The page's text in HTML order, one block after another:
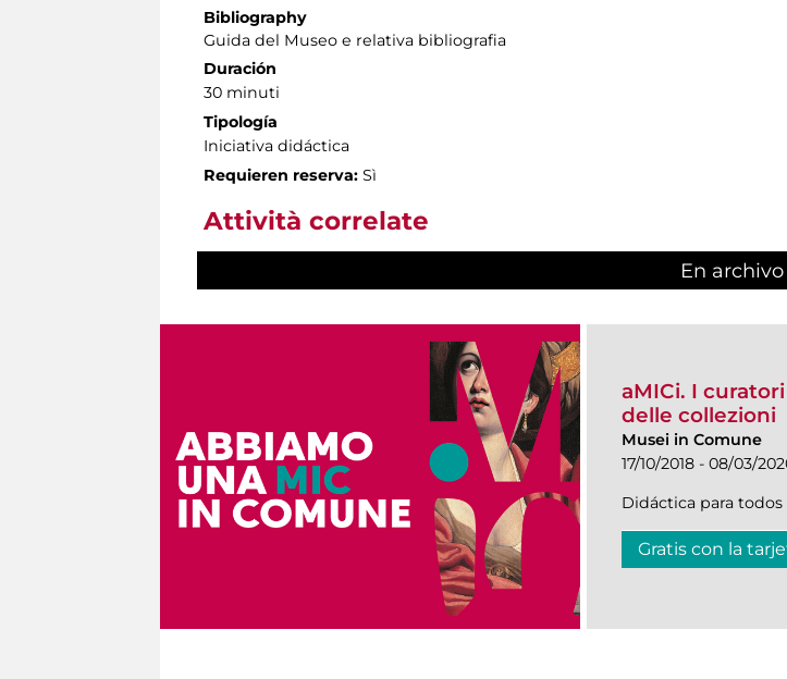
Bibliography
Guida del Museo e relativa bibliografia
Duración
30 minuti
Tipología
Iniciativa didáctica
Requieren reserva: Sì
Attività correlate
En archivo
aMICi. I
delle collezioni
Musei in Comune
17/10/2018 - 08/03/
Didáctica para todos
Gratis con la